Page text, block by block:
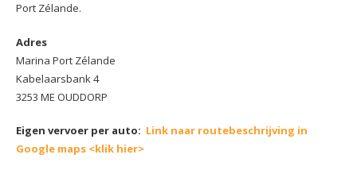
Port Zélande.
Adres
Marina Port Zélande
Kabelaarsbank 4
3253 ME OUDDORP
Eigen vervoer per auto: Link naar routebeschrijving in
Google maps <klik hier>